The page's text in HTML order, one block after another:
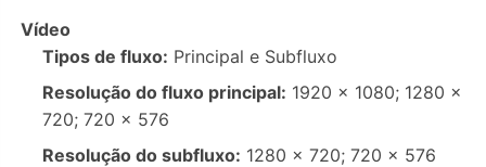
Vídeo
Tipos de fluxo: Principal e Subfluxo
Resolução do fluxo principal: 1920 × 1080; 1280 ×
720; 720 × 576
Resolução do subfluxo: 1280 × 720; 720 × 576